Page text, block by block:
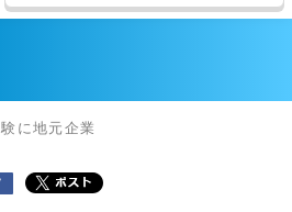
に地元企業